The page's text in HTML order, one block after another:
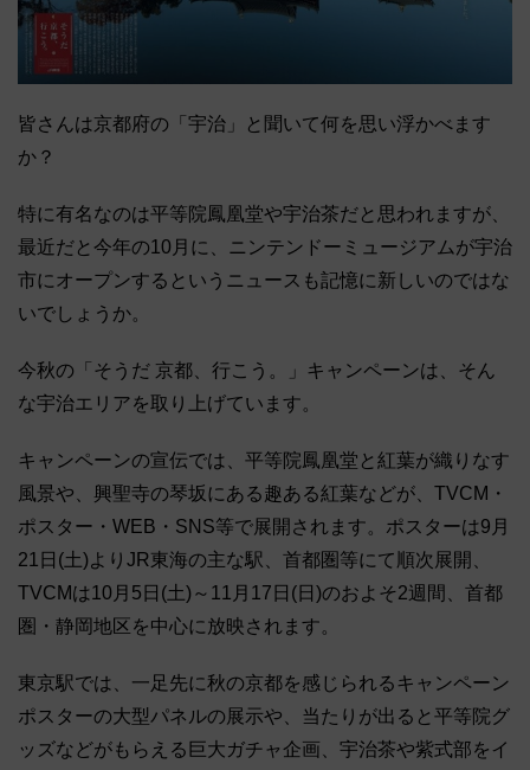
皆さんは京都府の「宇治」と聞いて何を思い浮かべます
か？
特に有名なのは平等院鳳凰堂や宇治茶だと思われますが、
最近だと今年の10月に、ニンテンドーミュージアムが宇治
市にオープンするというニュースも記憶に新しいのではな
いでしょうか。
今秋の「そうだ 京都、行こう。」キャンペーンは、そん
な宇治エリアを取り上げています。
キャンペーンの宣伝では、平等院鳳凰堂と紅葉が織りなす
風景や、興聖寺の琴坂にある趣ある紅葉などが、TVCM・
ポスター・WEB・SNS等で展開されます。ポスターは9月
21日(土)よりJR東海の主な駅、首都圏等にて順次展開、
TVCMは10月5日(土)～11月17日(日)のおよそ2週間、首都
圏・静岡地区を中心に放映されます。
東京駅では、一足先に秋の京都を感じられるキャンペーン
ポスターの大型パネルの展示や、当たりが出ると平等院グ
ッズなどがもらえる巨大ガチャ企画、宇治茶や紫式部をイ